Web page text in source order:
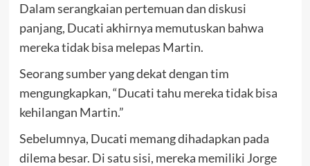
Dalam serangkaian pertemuan dan diskusi
panjang, Ducati akhirnya memutuskan bahwa
mereka tidak bisa melepas Martin.
Seorang sumber yang dekat dengan tim
mengungkapkan, “Ducati tahu mereka tidak bisa
kehilangan Martin.”
Sebelumnya, Ducati memang dihadapkan pada
dilema besar. Di satu sisi, mereka memiliki Jorge